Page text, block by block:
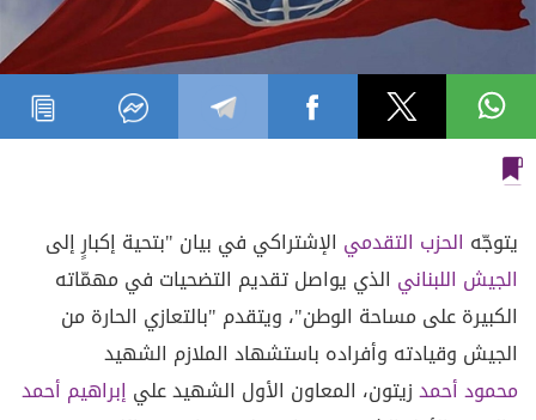
يتوجّه الحزب التقدمي الإشتراكي في بيان "بتحية إكبارٍ إلى
الجيش اللبناني الذي يواصل تقديم التضحيات في مهمّاته
الكبيرة على مساحة الوطن"، ويتقدم "بالتعازي الحارة من
الجيش وقيادته وأفراده باستشهاد الملازم الشهيد
محمود أحمدزيتون، المعاون الأول الشهيد علي إبراهيم أحمد